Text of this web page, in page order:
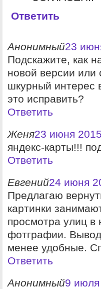
Ответить
Анонимный23
Подскажите, как
новой версии или
шкурный интерес
это исправить?
Ответить
Женя23 июня
яндекс-карты!!!
Ответить
Евгений24 июня
Предлагаю
картинки
просмотра улиц в
фотграфии.
менее удобные.
Ответить
Анонимный9 июля